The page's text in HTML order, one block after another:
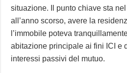
situazione. Il punto chiave sta
all’anno scorso, avere la
l’immobile poteva
abitazione principale ai fini ICI e
interessi passivi del mutuo.